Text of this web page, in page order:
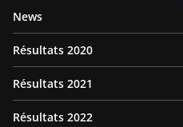
News
Résultats 2020
Résultats 2021
Résultats 2022